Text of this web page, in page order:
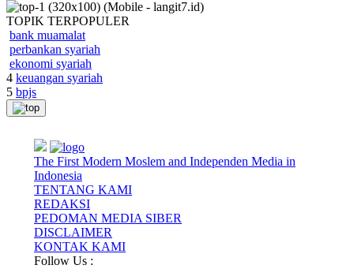
TOPIK TERPOPULER
bank muamalat
perbankan syariah
ekonomi syariah
4 keuangan syariah
5 bpjs
The First Modern Moslem and Independen Media in
Indonesia
TENTANG KAMI
REDAKSI
PEDOMAN MEDIA SIBER
DISCLAIMER
KONTAK KAMI
Follow Us :